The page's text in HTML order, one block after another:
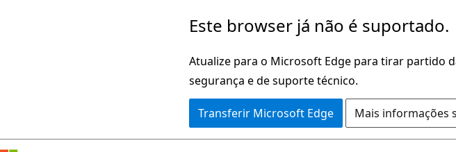
Este browser já não é suportado.
Atualize para o Microsoft Edge para tirar partido
segurança e de suporte técnico.
Transferir Microsoft Edge Mais informações